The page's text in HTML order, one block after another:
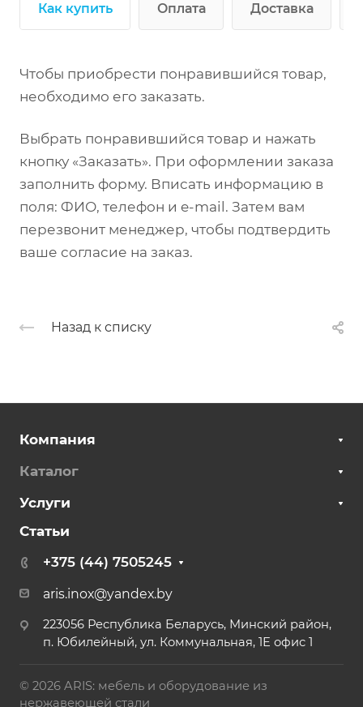
Как купить Оплата Доставка
Чтобы приобрести понравившийся товар,
необходимо его заказать.
Выбрать понравившийся товар и нажать
кнопку «Заказать». При оформлении заказа
заполнить форму. Вписать информацию в
поля: ФИО, телефон и e-mail. Затем вам
перезвонит менеджер, чтобы подтвердить
ваше согласие на заказ.
Назад к списку
Компания
Каталог
Услуги
Статьи
+375 (44) 7505245
aris.inox@yandex.by
223056 Республика Беларусь, Минский район,
п. Юбилейный, ул. Коммунальная, 1Е офис 1
© 2026 ARIS: мебель и оборудование из
нержавеющей стали